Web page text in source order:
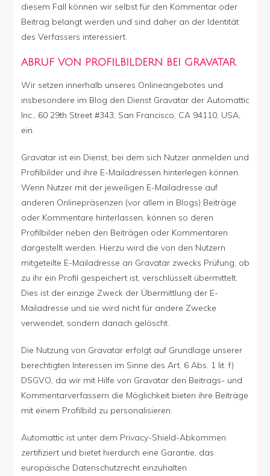
diesem Fall können wir selbst für den Kommentar oder
Beitrag belangt werden und sind daher an der Identität
des Verfassers interessiert.
ABRUF VON PROFILBILDERN BEI GRAVATAR
Wir setzen innerhalb unseres Onlineangebotes und
insbesondere im Blog den Dienst Gravatar der Automattic
Inc., 60 29th Street #343, San Francisco, CA 94110, USA,
ein.
Gravatar ist ein Dienst, bei dem sich Nutzer anmelden und
Profilbilder und ihre E-Mailadressen hinterlegen können.
Wenn Nutzer mit der jeweiligen E-Mailadresse auf
anderen Onlinepräsenzen (vor allem in Blogs) Beiträge
oder Kommentare hinterlassen, können so deren
Profilbilder neben den Beiträgen oder Kommentaren
dargestellt werden. Hierzu wird die von den Nutzern
mitgeteilte E-Mailadresse an Gravatar zwecks Prüfung, ob
zu ihr ein Profil gespeichert ist, verschlüsselt übermittelt.
Dies ist der einzige Zweck der Übermittlung der E-
Mailadresse und sie wird nicht für andere Zwecke
verwendet, sondern danach gelöscht.
Die Nutzung von Gravatar erfolgt auf Grundlage unserer
berechtigten Interessen im Sinne des Art. 6 Abs. 1 lit. f)
DSGVO, da wir mit Hilfe von Gravatar den Beitrags- und
Kommentarverfassern die Möglichkeit bieten ihre Beiträge
mit einem Profilbild zu personalisieren.
Automattic ist unter dem Privacy-Shield-Abkommen
zertifiziert und bietet hierdurch eine Garantie, das
europäische Datenschutzrecht einzuhalten